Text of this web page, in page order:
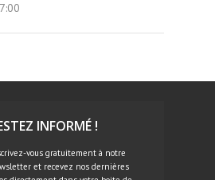
INFORMÉ !
vous gratuitement à notre
et recevez nos dernières